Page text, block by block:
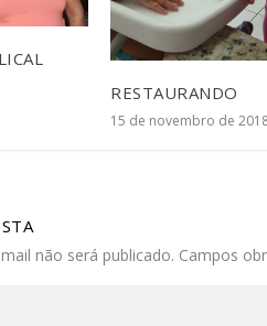
RESTAURANDO
15 de novembro de
não será publicado. Campos